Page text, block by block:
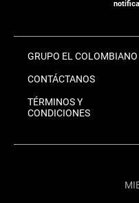
GRUPO EL COLOMBIANO
CONTÁCTANOS
TÉRMINOS Y
CONDICIONES